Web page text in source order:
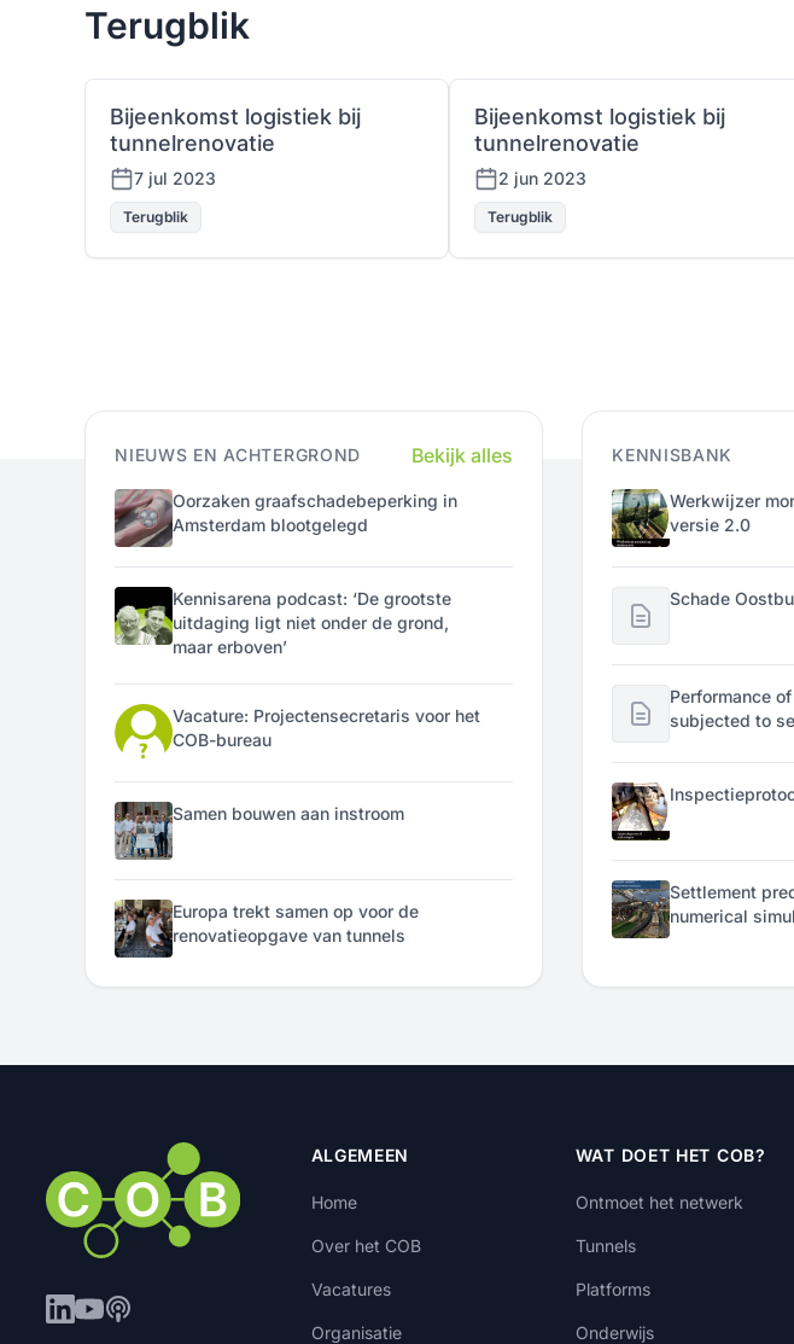
Terugblik
Bijeenkomst logistiek bij
tunnelrenovatie
7 jul 2023
Terugblik
Bijeenkomst logistiek bij
tunnelrenovatie
2 jun 2023
Terugblik
NIEUWS EN ACHTERGROND Bekijk alles
Oorzaken graafschadebeperking in
Amsterdam blootgelegd
Kennisarena podcast: ‘De grootste
uitdaging ligt niet onder de grond,
maar erboven’
Vacature: Projectensecretaris voor het
COB-bureau
Samen bouwen aan instroom
Europa trekt samen op voor de
renovatieopgave van tunnels
KENNISBANK
Werkwijzer
versie 2.0
Schade
Performance
subjected to
Settlement
numerical
ALGEMEEN
Home
Over het COB
Vacatures
Organisatie
WAT DOET HET COB?
Ontmoet het netwerk
Tunnels
Platforms
Onderwijs